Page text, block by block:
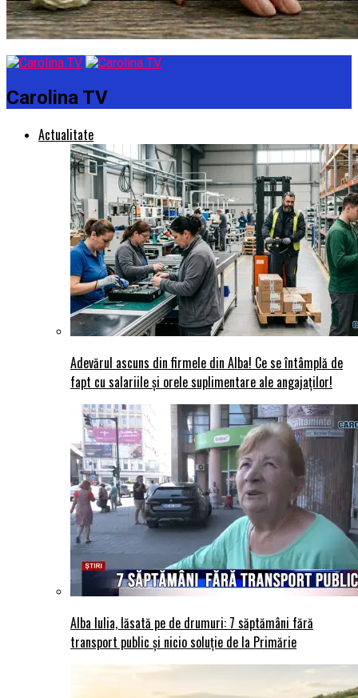
Carolina TV
Actualitate
Adevărul ascuns din firmele din Alba! Ce se întâmplă de
fapt cu salariile și orele suplimentare ale angajaților!
Alba Iulia, lăsată pe de drumuri: 7 săptămâni fără
transport public și nicio soluție de la Primărie